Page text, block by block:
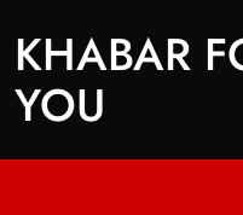
KHABAR
YOU